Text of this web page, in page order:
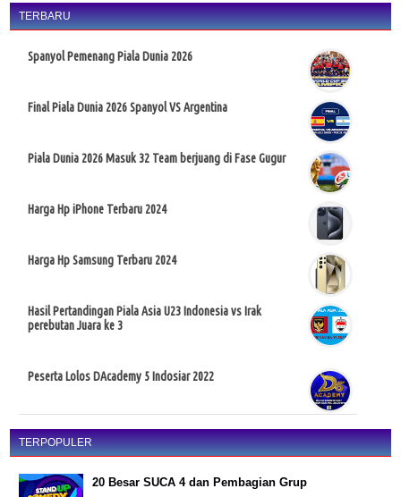
TERBARU
Spanyol Pemenang Piala Dunia 2026
Final Piala Dunia 2026 Spanyol VS Argentina
Piala Dunia 2026 Masuk 32 Team berjuang di Fase Gugur
Harga Hp iPhone Terbaru 2024
Harga Hp Samsung Terbaru 2024
Hasil Pertandingan Piala Asia U23 Indonesia vs Irak
perebutan Juara ke 3
Peserta Lolos DAcademy 5 Indosiar 2022
TERPOPULER
20 Besar SUCA 4 dan Pembagian Grup